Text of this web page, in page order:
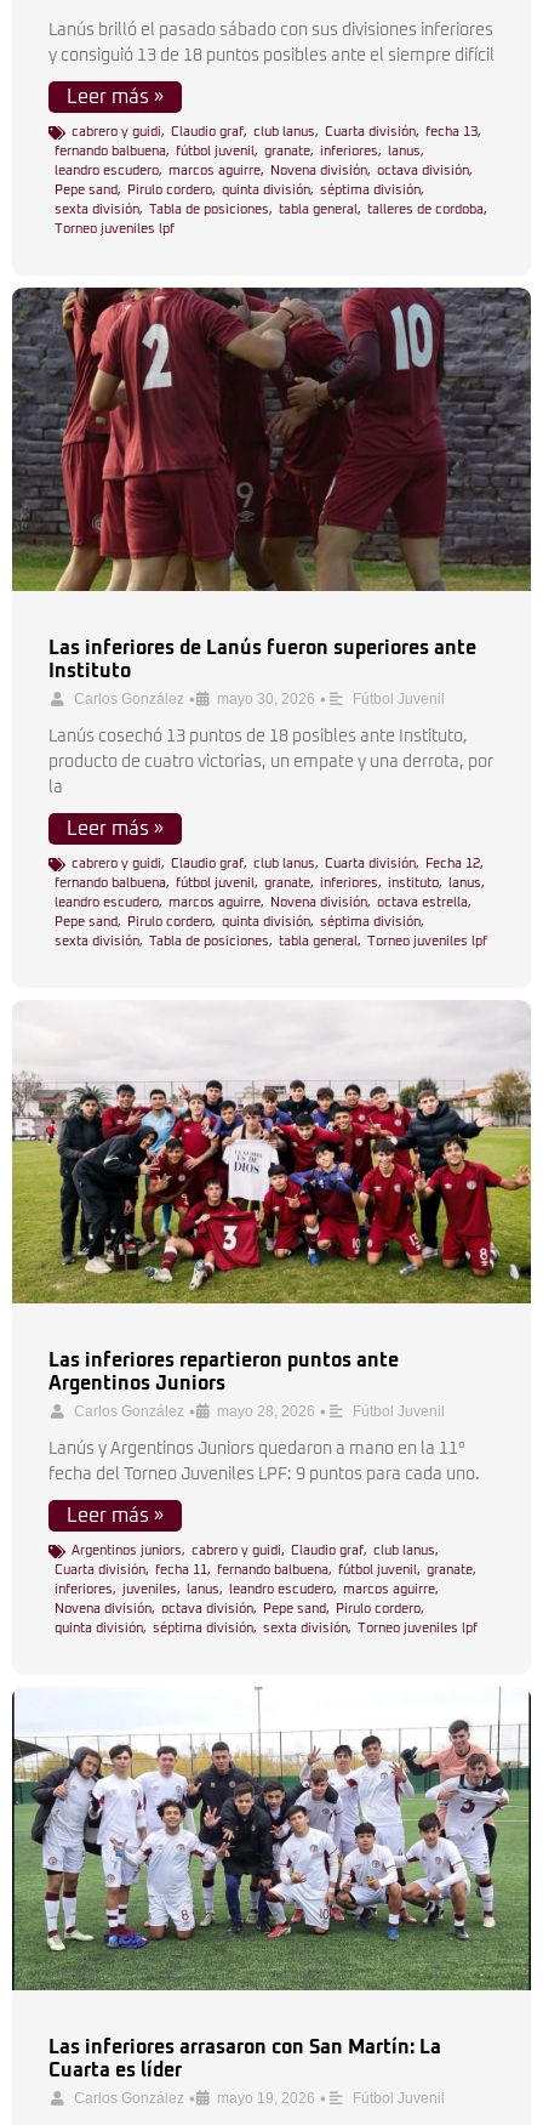
Lanús brilló el pasado sábado con sus divisiones inferiores
y consiguió 13 de 18 puntos posibles ante el siempre difícil
Leer más »
cabrero y guidi, Claudio graf, club lanus, Cuarta división, fecha 13,
fernando balbuena, fútbol juvenil , granate, inferiores, lanus,
leandro escudero, marcos aguirre, Novena división, octava división,
Pepe sand, Pirulo cordero, quinta división, séptima división,
sexta división, Tabla de posiciones, tabla general , talleres de cordoba,
Torneo juveniles lpf
Las inferiores de Lanús fueron superiores ante
Instituto
Carlos González • mayo 30, 2026 • Fútbol Juvenil
Lanús cosechó 13 puntos de 18 posibles ante Instituto,
producto de cuatro victorias, un empate y una derrota, por
la
Leer más »
cabrero y guidi, Claudio graf, club lanus, Cuarta división, Fecha 12,
fernando balbuena, fútbol juvenil , granate, inferiores, instituto, lanus,
leandro escudero, marcos aguirre, Novena división, octava estrella,
Pepe sand, Pirulo cordero, quinta división, séptima división,
sexta división, Tabla de posiciones, tabla general , Torneo juveniles lpf
Las inferiores repartieron puntos ante
Argentinos Juniors
Carlos González • mayo 28, 2026 • Fútbol Juvenil
Lanús y Argentinos Juniors quedaron a mano en la 11°
fecha del Torneo Juveniles LPF: 9 puntos para cada uno.
Leer más »
Argentinos juniors, cabrero y guidi, Claudio graf, club lanus,
Cuarta división, fecha 11 , fernando balbuena, fútbol juvenil , granate,
inferiores, juveniles, lanus, leandro escudero, marcos aguirre,
Novena división, octava división, Pepe sand, Pirulo cordero,
quinta división, séptima división, sexta división, Torneo juveniles lpf
Las inferiores arrasaron con San Martín: La
Cuarta es líder
Carlos González • mayo 19, 2026 • Fútbol Juvenil